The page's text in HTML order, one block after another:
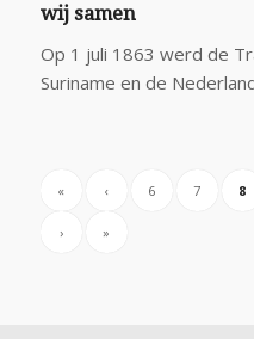
wij samen
Op 1 juli 1863 werd de
Suriname en de
« ‹ 6 7 8
› »